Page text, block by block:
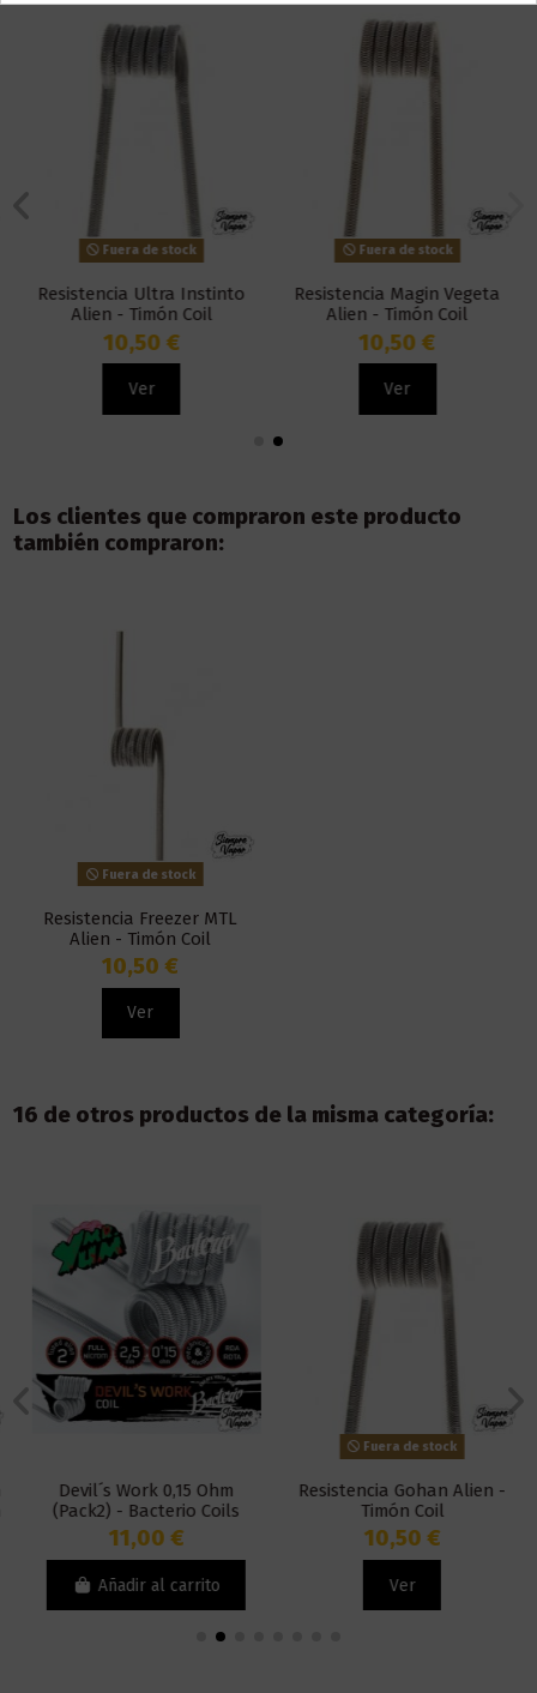
Fuera de stock
Resistencia Ultra Instinto
Alien - Timón Coil
10,50 €
Ver
Fuera de stock
Resistencia Magin Vegeta
Alien - Timón Coil
10,50 €
Ver
Los clientes que compraron este producto
también compraron:
Fuera de stock
Resistencia Freezer MTL
Alien - Timón Coil
10,50 €
Ver
16 de otros productos de la misma categoría:
Devil´s Work 0,15 Ohm
(Pack2) - Bacterio Coils
11,00 €
Añadir al carrito
Fuera de stock
Resistencia Gohan Alien -
Timón Coil
10,50 €
Ver